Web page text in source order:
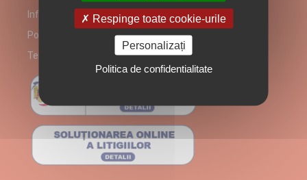
Informare Consumatori
Politică prelucrare date
Termeni și Condiții
Respinge toate cookie-urile
Personalizați
Politica de confidentialitate